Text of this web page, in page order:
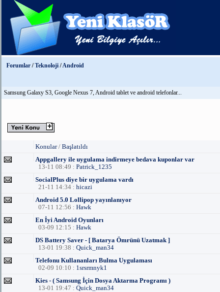
Forumlar /Teknoloji /Android
Samsung Galaxy S3, Google Nexus 7, Android tablet ve android telefonlar...
Konular/ Başlatıldı
Appgallery ile uygulama indirmeye bedava kuponlar var
13-11 08:49 : Patrick_1235
SocialPlus diye bir uygulama vardı
21-11 14:34 : hicazi
Android 5.0 Lollipop yayınlanıyor
07-11 12:56 : Hawk
En İyi Android Oyunları
03-09 12:15 : Hawk
DS Battery Saver - [ Batarya Ömrünü Uzatmak ]
13-01 19:38 : Quick_man34
Telefonu Kullananları Bulma Uygulaması
02-09 10:10 : 1srsrmnyk1
Kies - ( Samsung İçin Dosya Aktarma Programı )
13-01 19:47 : Quick_man34